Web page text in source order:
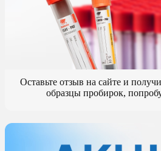
Оставьте отзыв на сайте и
образцы пробирок,